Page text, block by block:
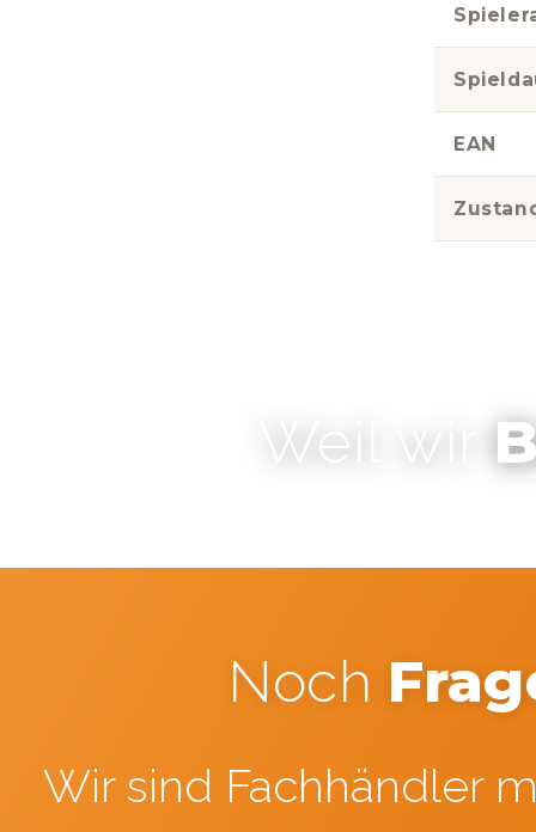
EAN
Weil wir
Noch
Wir sind Fachhändler